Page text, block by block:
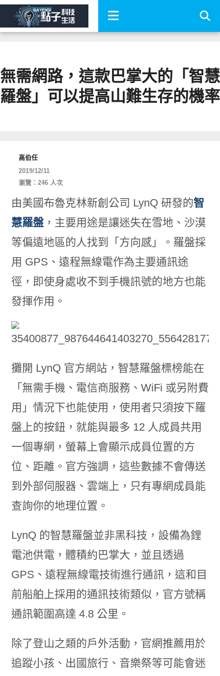
無需網路，這款巴掌大的「智慧
羅盤」可以提高山難生存的機率
高伯任
2019/12/11
瀏覽：246 人次
由美國布魯克林新創公司 LynQ 研發的智
慧羅盤，主要用途是讓迷失在雪地、沙漠
等偏遠地區的人找到「方向感」。羅盤採
用 GPS、遠程無線電作為主要通訊途
徑，即使身處收不到手機訊號的地方也能
發揮作用。
攤開 LynQ 官方網站，智慧羅盤標榜能在
「無需手機、電信商服務、WiFi 或另附費
用」情況下也能使用，使用者只須按下羅
盤上的按鈕，就能與最多 12 人成員共用
一個專網，螢幕上會顯示成員位置的方
位、距離。官方強調，這些數據不會傳送
到外部伺服器、雲端上，只有專網成員能
查詢你的地理位置。
LynQ 的智慧羅盤並非黑科技，設備為鋰
電池供電，體積約巴掌大，並且透過
GPS、遠程無線電技術進行通訊，這和目
前船舶上採用的通訊技術類似，官方號稱
通訊範圍高達 4.8 公里。
除了登山之類的戶外活動，官網推薦用於
追蹤小孩、出國旅行、音樂祭等可能會迷